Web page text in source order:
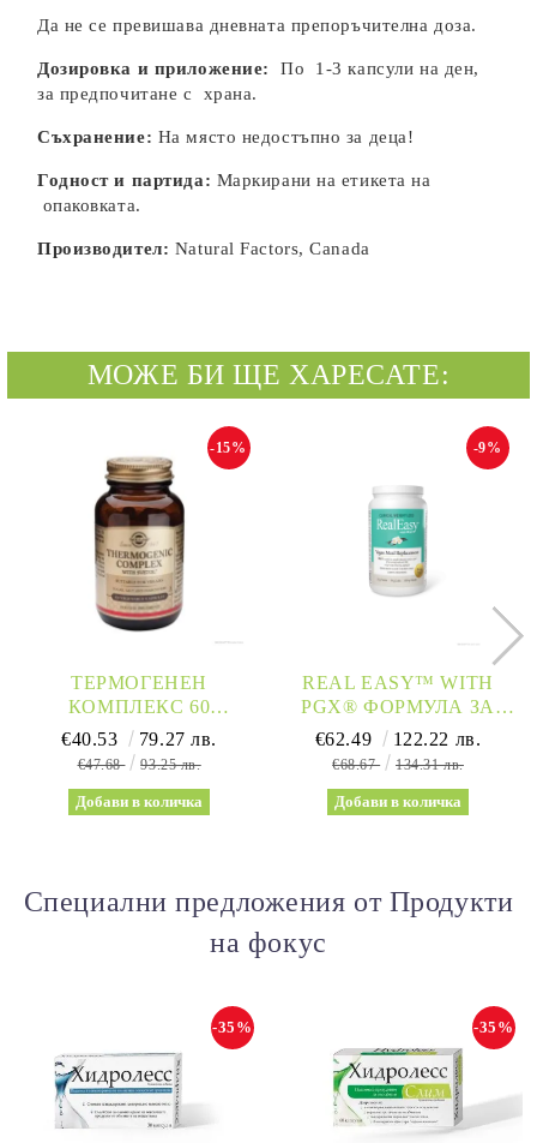
Да не се превишава дневната препоръчителна доза.
Дозировка и приложение:
По 1-3 капсули на ден,
за предпочитане с храна.
Съхранение: На място недостъпно за деца!
Годност и партида: Маркирани на етикета на
опаковката.
Производител: Natural Factors, Canada
МОЖЕ БИ ЩЕ ХАРЕСАТЕ:
ТЕРМОГЕНЕН
КОМПЛЕКС 60
РАСТИТЕЛНИ
КАПСУЛИ СОЛГАР |
COMPLEX SOLGAR
-15%
€40.53 79.27 лв.
€47.68 93.25 лв.
REAL EASY™ WITH
PGX® ФОРМУЛА ЗА
ЗДРАВОСЛОВНО
ОТСЛАБВАНЕ 830ГР
FACTORS
-9%
€62.49 122.22 лв.
€68.67 134.31 лв.
Специални предложения от Продукти
на фокус
-35% -35%